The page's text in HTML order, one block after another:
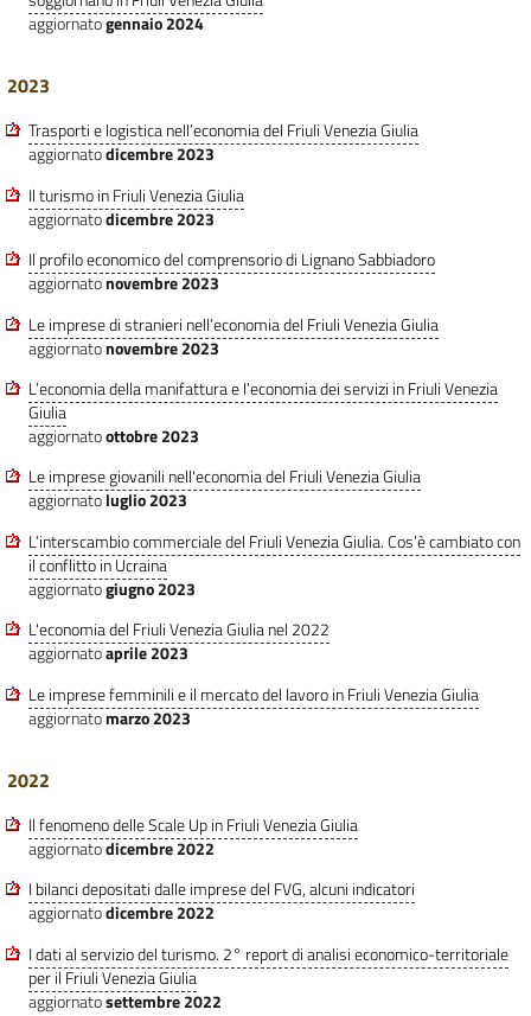
aggiornatogennaio 2024
2023
Trasporti e logistica nell’economia del Friuli Venezia Giulia
aggiornatodicembre 2023
Il turismo in Friuli Venezia Giulia
aggiornatodicembre 2023
Il profilo economico del comprensorio di Lignano Sabbiadoro
aggiornatonovembre 2023
Le imprese di stranieri nell’economia del Friuli Venezia Giulia
aggiornatonovembre 2023
L’economia della manifattura e l’economia dei servizi in Friuli Venezia
Giulia
aggiornatoottobre 2023
Le imprese giovanili nell'economia del Friuli Venezia Giulia
aggiornatoluglio 2023
L’interscambio commerciale del Friuli Venezia Giulia. Cos’è cambiato con
il conflitto in Ucraina
aggiornatogiugno 2023
L'economia del Friuli Venezia Giulia nel 2022
aggiornatoaprile 2023
Le imprese femminili e il mercato del lavoro in Friuli Venezia Giulia
aggiornatomarzo 2023
2022
Il fenomeno delle Scale Up in Friuli Venezia Giulia
aggiornatodicembre 2022
I bilanci depositati dalle imprese del FVG, alcuni indicatori
aggiornatodicembre 2022
I dati al servizio del turismo. 2° report di analisi economico-territoriale
per il Friuli Venezia Giulia
aggiornatosettembre 2022